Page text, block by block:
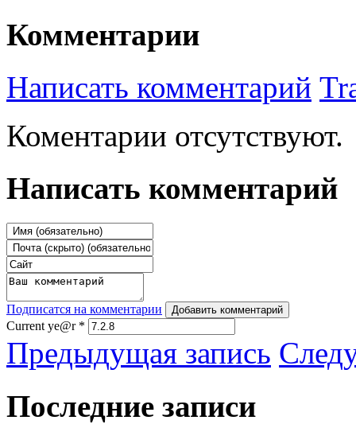
Комментарии
Написать комментарий
Коментарии отсутствуют.
Написать комментарий
Подписатся на комментарии Добавить комментарий
Current ye@r *
Предыдущая запись
Последние записи